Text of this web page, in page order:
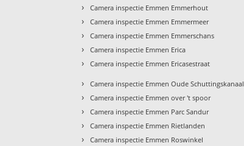
› Camera inspectie Emmen Emmerhout
› Camera inspectie Emmen Emmermeer
› Camera inspectie Emmen Emmerschans
› Camera inspectie Emmen Erica
› Camera inspectie Emmen Ericasestraat
› Camera inspectie Emmen Oude Schuttingskanaal
› Camera inspectie Emmen over 't spoor
› Camera inspectie Emmen Parc Sandur
› Camera inspectie Emmen Rietlanden
› Camera inspectie Emmen Roswinkel